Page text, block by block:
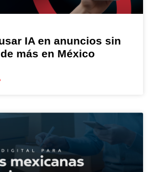
IA en anuncios sin
más en México